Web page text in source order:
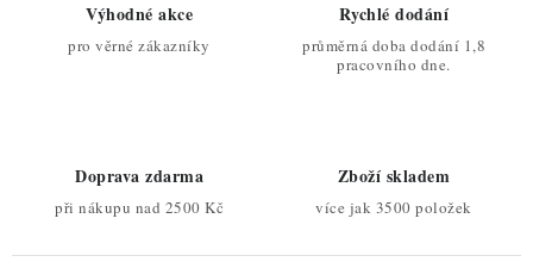
Výhodné akce
pro věrné zákazníky
Rychlé dodání
průměrná doba dodání 1,8
pracovního dne.
Doprava zdarma
při nákupu nad 2500 Kč
Zboží skladem
více jak 3500 položek